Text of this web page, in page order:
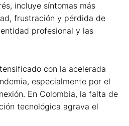
incluye síntomas más
frustración y pérdida de
profesional y las
con la acelerada
especialmente por el
En Colombia, la falta de
tecnológica agrava el